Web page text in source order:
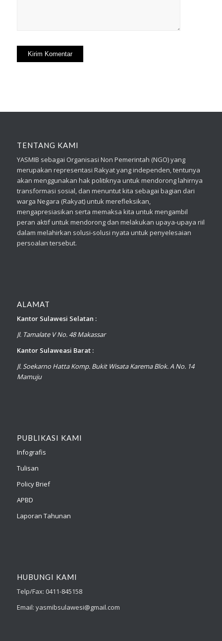
TENTANG KAMI
YASMIB sebagai Organisasi Non Pemerintah (NGO) yang
merupakan representasi Rakyat yang independen, tentunya
akan menggunakan hak politiknya untuk mendorong lahirnya
transformasi sosial, dan menuntut kita sebagai bagian dari
warga Negara (Rakyat) untuk merefleksikan,
mengapresiasikan serta memaksa kita untuk mengambil
peran aktif untuk mendorong dan melakukan upaya-upaya riil
dalam melahirkan solusi-solusi nyata untuk penyelesaian
persoalan tersebut.
ALAMAT
Kantor Sulawesi Selatan :
Jl. Tamalate V No. 48 Makassar
Kantor Sulaweasi Barat :
Jl. Soekarno Hatta Komp. Bukit Wisata Karema Blok. A No. 14
Mamuju
PUBLIKASI KAMI
Infografis
Tulisan
Policy Brief
APBD
Laporan Tahunan
HUBUNGI KAMI
Telp/Fax: 0411-845158
Email: yasmibsulawesi@gmail.com